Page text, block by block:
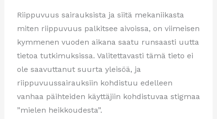
Riippuvuus sairauksista ja siitä mekaniikasta
miten riippuvuus palkitsee aivoissa, on viimeisen
kymmenen vuoden aikana saatu runsaasti uutta
tietoa tutkimuksissa. Valitettavasti tämä tieto ei
ole saavuttanut suurta yleisöä, ja
riippuvuussairauksiin kohdistuu edelleen
vanhaa päihteiden käyttäjiin kohdistuvaa stigmaa
”mielen heikkoudesta”.